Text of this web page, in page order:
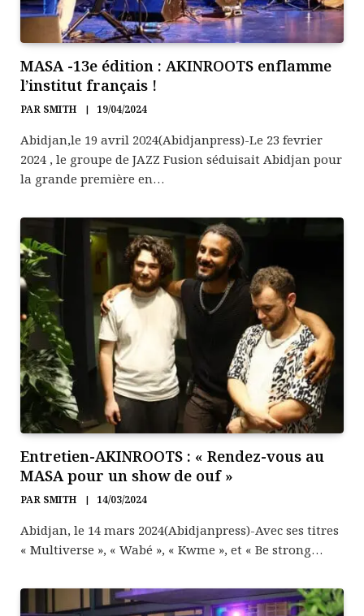
MASA -13e édition : AKINROOTS enflamme
l’institut français !
PAR SMITH 19/04/2024
Abidjan,le 19 avril 2024(Abidjanpress)-Le 23 fevrier
2024 , le groupe de JAZZ Fusion séduisait Abidjan pour
la grande première en…
Entretien-AKINROOTS : « Rendez-vous au
MASA pour un show de ouf »
PAR SMITH 14/03/2024
Abidjan, le 14 mars 2024(Abidjanpress)-Avec ses titres
« Multiverse », « Wabé », « Kwme », et « Be strong…